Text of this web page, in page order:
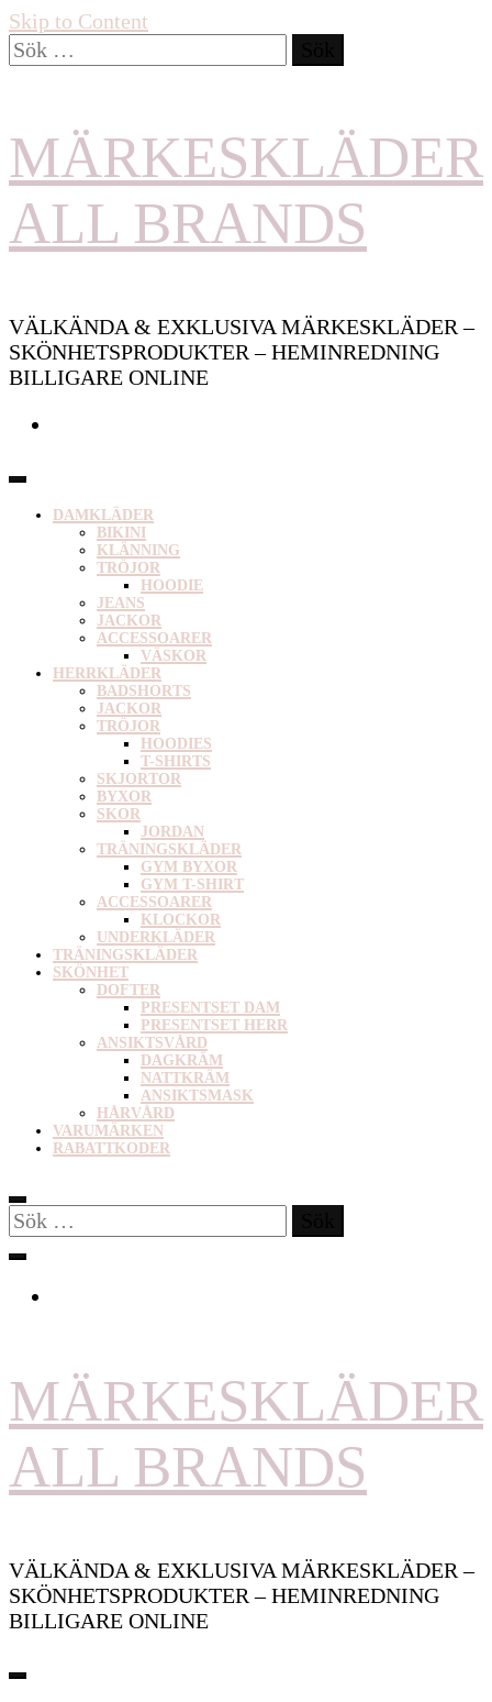
Skip to Content
Sök
efter:
MÄRKESKLÄDER
ALL BRANDS
VÄLKÄNDA & EXKLUSIVA MÄRKESKLÄDER –
SKÖNHETSPRODUKTER – HEMINREDNING
BILLIGARE ONLINE
DAMKLÄDER
BIKINI
KLÄNNING
TRÖJOR
HOODIE
JEANS
JACKOR
ACCESSOARER
VÄSKOR
HERRKLÄDER
BADSHORTS
JACKOR
TRÖJOR
HOODIES
T-SHIRTS
SKJORTOR
BYXOR
SKOR
JORDAN
TRÄNINGSKLÄDER
GYM BYXOR
GYM T-SHIRT
ACCESSOARER
KLOCKOR
UNDERKLÄDER
TRÄNINGSKLÄDER
SKÖNHET
DOFTER
PRESENTSET DAM
PRESENTSET HERR
ANSIKTSVÅRD
DAGKRÄM
NATTKRÄM
ANSIKTSMASK
HÅRVÅRD
VARUMÄRKEN
RABATTKODER
Sök
efter:
MÄRKESKLÄDER
ALL BRANDS
VÄLKÄNDA & EXKLUSIVA MÄRKESKLÄDER –
SKÖNHETSPRODUKTER – HEMINREDNING
BILLIGARE ONLINE